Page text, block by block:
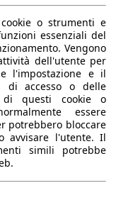
l
o strumenti e
essenziali del
Vengono
dell'utente per
l'impostazione e il
di accesso o delle
di questi cookie o
essere
potrebbero bloccare
avvisare l'utente. Il
simili potrebbe